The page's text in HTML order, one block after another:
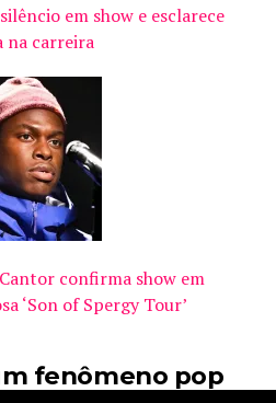
em show e esclarece
na carreira
confirma show em
‘Son of Spergy Tour’
fenômeno pop